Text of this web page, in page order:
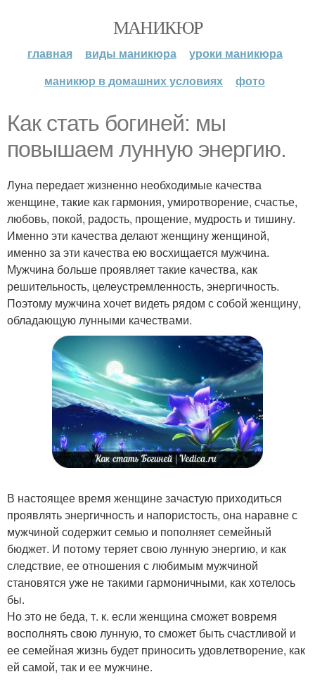
МАНИКЮР
главная виды маникюра
уроки маникюра
маникюр в домашних условиях
фото
Как стать богиней: мы
повышаем лунную энергию.
Луна передает жизненно необходимые качества
женщине, такие как гармония, умиротворение, счастье,
любовь, покой, радость, прощение, мудрость и тишину.
Именно эти качества делают женщину женщиной,
именно за эти качества ею восхищается мужчина.
Мужчина больше проявляет такие качества, как
решительность, целеустремленность, энергичность.
Поэтому мужчина хочет видеть рядом с собой женщину,
обладающую лунными качествами.
В настоящее время женщине зачастую приходиться
проявлять энергичность и напористость, она наравне с
мужчиной содержит семью и пополняет семейный
бюджет. И потому теряет свою лунную энергию, и как
следствие, ее отношения с любимым мужчиной
становятся уже не такими гармоничными, как хотелось
бы.
Но это не беда, т. к. если женщина сможет вовремя
восполнять свою лунную, то сможет быть счастливой и
ее семейная жизнь будет приносить удовлетворение, как
ей самой, так и ее мужчине.